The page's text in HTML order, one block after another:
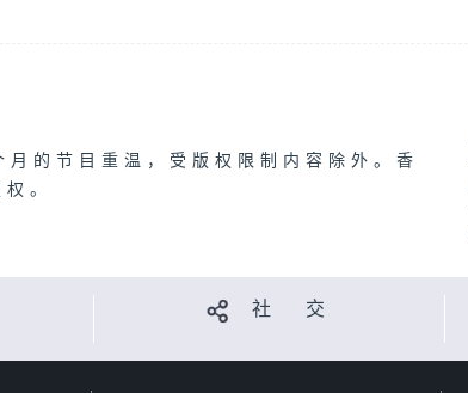
月的节目重温，受版权限制内容除外。香
。
社 交